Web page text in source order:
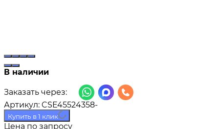
В наличии
Заказать через:
Артикул: CSE45524358-
Купить в 1 клик
Цена по запросу